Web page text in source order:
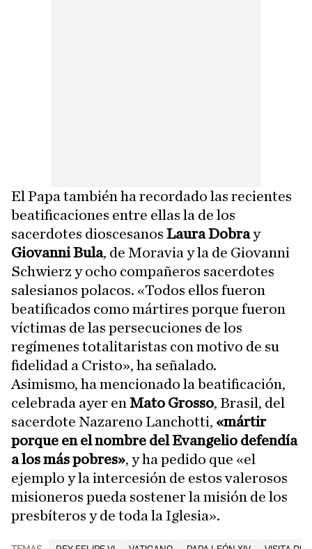
El Papa también ha recordado las recientes
beatificaciones entre ellas la de los
sacerdotes dioscesanos Laura Dobray
Giovanni Bula, de Moravia y la de Giovanni
Schwierz y ocho compañeros sacerdotes
salesianos polacos. «Todos ellos fueron
beatificados como mártires porque fueron
víctimas de las persecuciones de los
regímenes totalitaristas con motivo de su
fidelidad a Cristo», ha señalado.
Asimismo, ha mencionado la beatificación,
celebrada ayer en Mato Grosso, Brasil, del
sacerdote Nazareno Lanchotti, «mártir
porque en el nombre del Evangelio defendía
a los más pobres», y ha pedido que «el
ejemplo y la intercesión de estos valerosos
misioneros pueda sostener la misión de los
presbíteros y de toda la Iglesia».